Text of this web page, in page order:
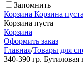
Запомнить
Корзина Корзина пуста
Корзина пуста
Корзина
Оформить заказ
Главная/Товары для
340-390 гр.